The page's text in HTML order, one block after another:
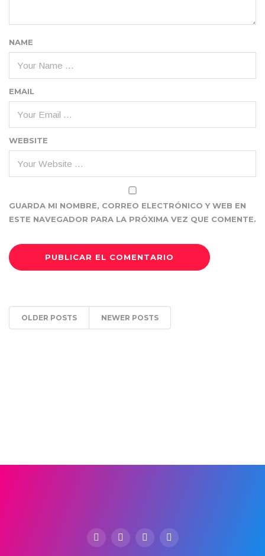
NAME
EMAIL
WEBSITE
GUARDA MI NOMBRE, CORREO ELECTRÓNICO Y WEB EN
ESTE NAVEGADOR PARA LA PRÓXIMA VEZ QUE COMENTE.
OLDER POSTS NEWER POSTS